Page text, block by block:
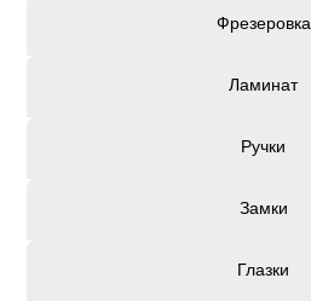
Фрезеровка
Ламинат
Ручки
Замки
Глазки